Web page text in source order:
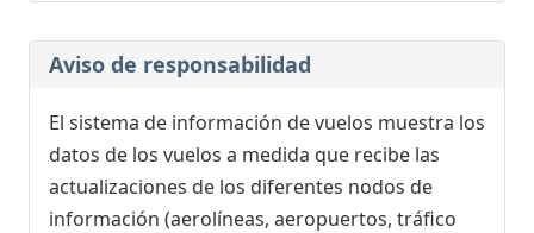
Aviso de responsabilidad
El sistema de información de vuelos muestra los
datos de los vuelos a medida que recibe las
actualizaciones de los diferentes nodos de
información (aerolíneas, aeropuertos, tráfico